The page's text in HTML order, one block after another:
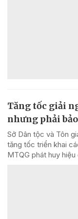
Tăng tốc giải
nhưng phải
Sở Dân tộc và Tôn
tăng tốc triển khai
MTQG phát huy hiệu